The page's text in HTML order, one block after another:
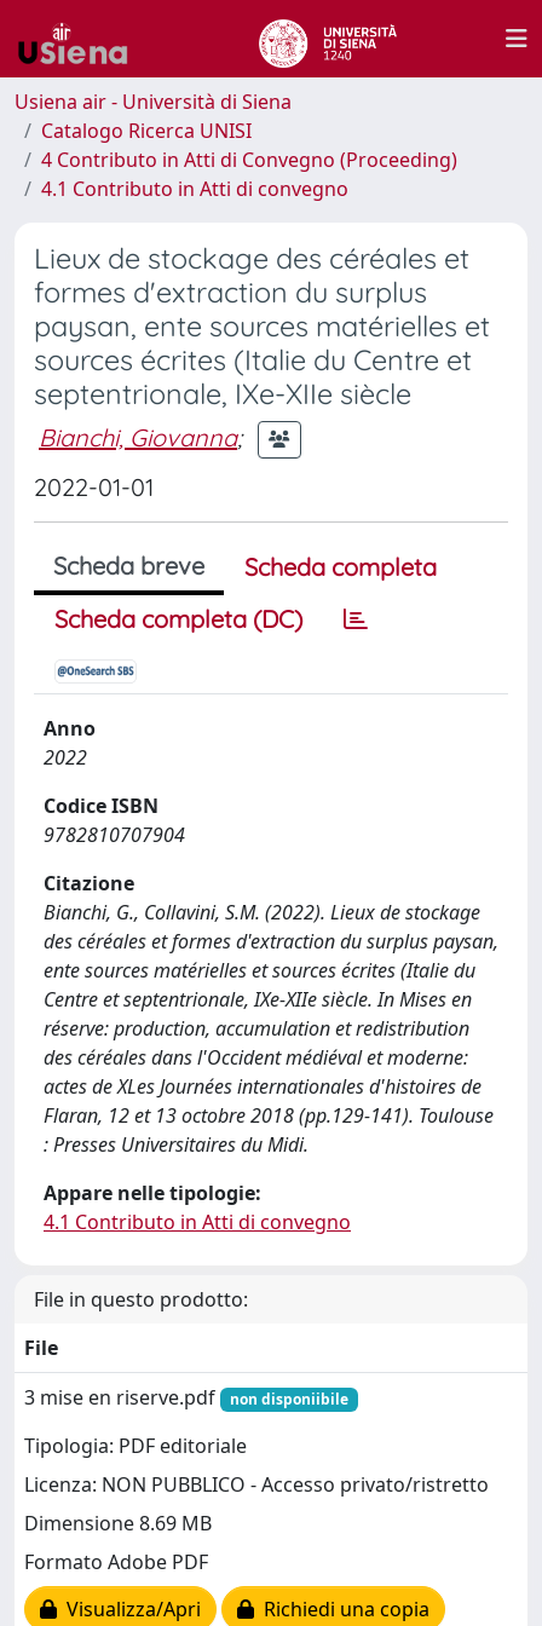
Usiena air - Università di Siena
Catalogo Ricerca UNISI
4 Contributo in Atti di Convegno (Proceeding)
4.1 Contributo in Atti di convegno
Lieux de stockage des céréales et
formes d'extraction du surplus
paysan, ente sources matérielles et
sources écrites (Italie du Centre et
septentrionale, IXe-XIIe siècle
Bianchi, Giovanna;
2022-01-01
Scheda breve
Scheda completa
Scheda completa (DC)
Anno
2022
Codice ISBN
9782810707904
Citazione
Bianchi, G., Collavini, S.M. (2022). Lieux de stockage
des céréales et formes d'extraction du surplus paysan,
ente sources matérielles et sources écrites (Italie du
Centre et septentrionale, IXe-XIIe siècle. In Mises en
réserve: production, accumulation et redistribution
des céréales dans l'Occident médiéval et moderne:
actes de XLes Journées internationales d'histoires de
Flaran, 12 et 13 octobre 2018 (pp.129-141). Toulouse
: Presses Universitaires du Midi.
Appare nelle tipologie:
4.1 Contributo in Atti di convegno
File in questo prodotto:
File
3 mise en riserve.pdf
non disponiibile
Tipologia: PDF editoriale
Licenza: NON PUBBLICO - Accesso privato/ristretto
Dimensione 8.69 MB
Formato Adobe PDF
Visualizza/Apri
Richiedi una copia